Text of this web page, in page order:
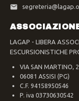
LAGAP - LIBERA
ESCURSIONISTICHE
VIA SAN MARTINO,
06081 ASSISI (PG)
C.F. 94158950546
P. iva 03730630542